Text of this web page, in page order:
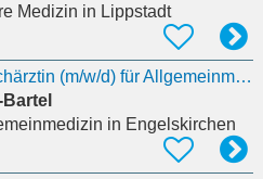
Medizin in Lippstadt
Facharzt / Fachärztin (m/w/d) für Allgemeinmedizin
in Engelskirchen